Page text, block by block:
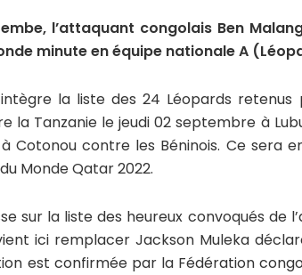
l’attaquant congolais Ben
minute en équipe nationale A
la liste des 24 Léopards retenus
la Tanzanie le jeudi 02 septembre à
Cotonou contre les Béninois. Ce sera
Monde Qatar 2022.
sur la liste des heureux convoqués de
ici remplacer Jackson Muleka
est confirmée par la Fédération